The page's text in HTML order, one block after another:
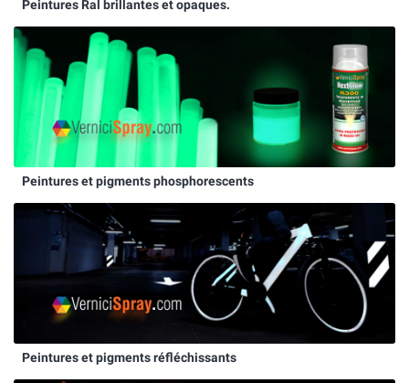
Peintures Ral brillantes et opaques.
Peintures et pigments phosphorescents
Peintures et pigments réfléchissants